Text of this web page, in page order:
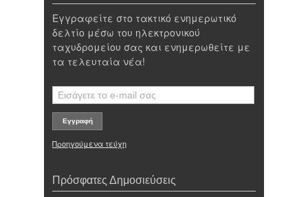
Εγγραφείτε στο τακτικό ενημερωτικό
δελτίο μέσω του ηλεκτρονικού
ταχυδρομείου σας και ενημερωθείτε με
τα τελευταία νέα!
Προηγούμενα τεύχη
Πρόσφατες Δημοσιεύσεις